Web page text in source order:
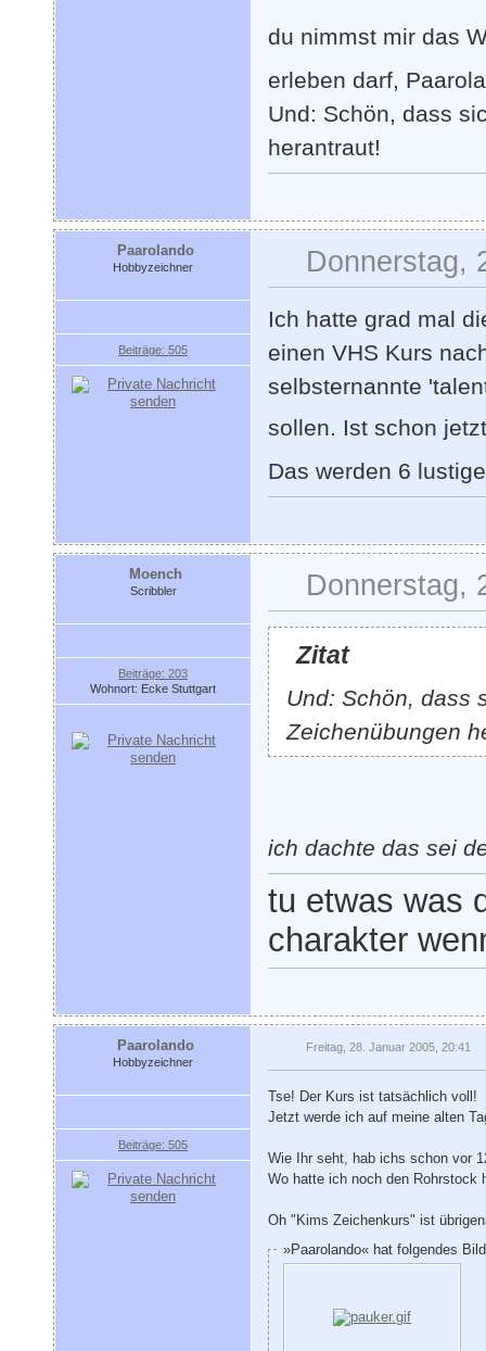
du nimmst mir das
erleben darf,
Und: Schön, dass
herantraut!
Paarolando
Hobbyzeichner
Beiträge: 505
Donnerstag,
Ich hatte grad mal
einen VHS Kurs
selbsternannte
sollen. Ist schon
Das werden 6
Moench
Scribbler
Beiträge: 203
Wohnort: Ecke Stuttgart
Donnerstag,
Zitat
Und: Schön, dass
Zeichenübungen
ich dachte das sei
tu etwas was
charakter
Paarolando
Hobbyzeichner
Beiträge: 505
Freitag, 28. Januar 2005, 20:41
Tse! Der Kurs ist tatsächlich voll!
Jetzt werde ich auf meine alten
Wie Ihr seht, hab ichs schon vor
Wo hatte ich noch den Rohrstock
Oh "Kims Zeichenkurs" ist
»Paarolando« hat folgendes